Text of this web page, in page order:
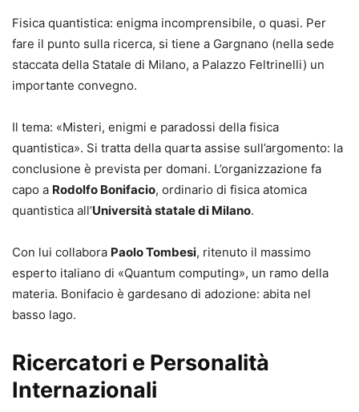
Fisica quantistica: enigma incomprensibile, o quasi. Per
fare il punto sulla ricerca, si tiene a Gargnano (nella sede
staccata della Statale di Milano, a Palazzo Feltrinelli) un
importante convegno.
Il tema: «Misteri, enigmi e paradossi della fisica
quantistica». Si tratta della quarta assise sull’argomento: la
conclusione è prevista per domani. L’organizzazione fa
capo a Rodolfo Bonifacio, ordinario di fisica atomica
quantistica all’Università statale di Milano.
Con lui collabora Paolo Tombesi, ritenuto il massimo
esperto italiano di «Quantum computing», un ramo della
materia. Bonifacio è gardesano di adozione: abita nel
basso lago.
Ricercatori e Personalità
Internazionali